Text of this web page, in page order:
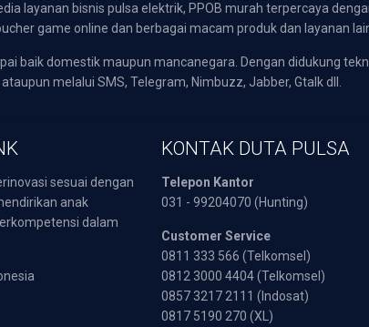
layanan bisnis pulsa elektrik, PPOB murah terpercaya
game online dan berbagai macam produk dan layanan
baik domestik maupun mancanegara. Dengan didukung
melalui SMS, Telegram, Nimbuzz, Jabber, Gtalk dll.
sesuai dengan
anak
dalam
KONTAK DUTA PULSA
Telepon Kantor
031 - 99204070 (Hunting)
Customer Service
0811 333 566 (Telkomsel)
0812 3000 4404 (Telkomsel)
0857 3217 2111 (Indosat)
0817 5190 270 (XL)